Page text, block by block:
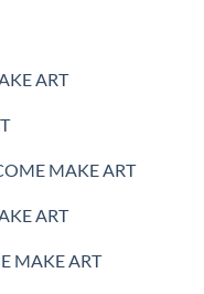
ART
MAKE ART
ART
MAKE ART